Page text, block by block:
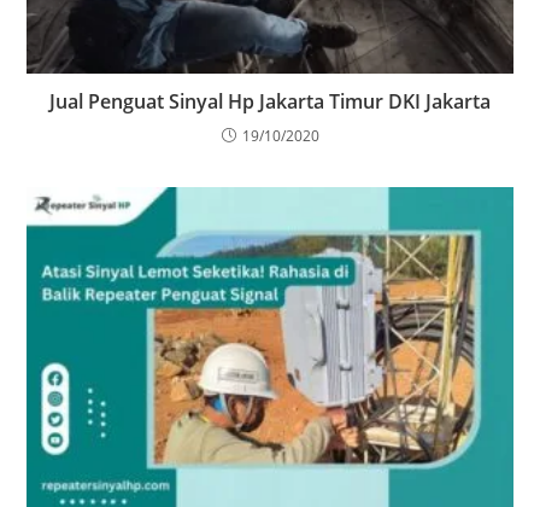
Jual Penguat Sinyal Hp Jakarta Timur DKI Jakarta
19/10/2020